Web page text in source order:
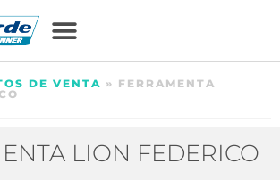
DE VENTA » FERRAMENTA
LION FEDERICO